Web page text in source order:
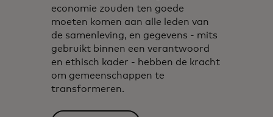
economie zouden ten goede
moeten komen aan alle leden van
de samenleving, en gegevens - mits
gebruikt binnen een verantwoord
en ethisch kader - hebben de kracht
om gemeenschappen te
transformeren.